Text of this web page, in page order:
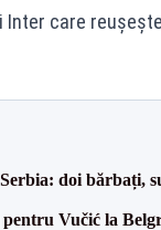
Inter care
doi bărbați,
Vučić la